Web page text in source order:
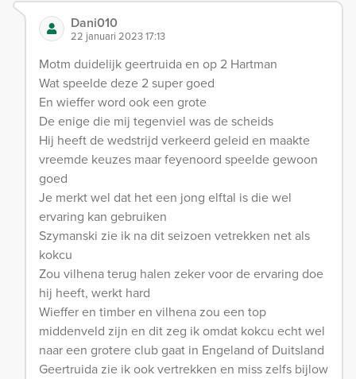
Dani010
22 januari 2023 17:13
Motm duidelijk geertruida en op 2 Hartman
Wat speelde deze 2 super goed
En wieffer word ook een grote
De enige die mij tegenviel was de scheids
Hij heeft de wedstrijd verkeerd geleid en maakte
vreemde keuzes maar feyenoord speelde gewoon
goed
Je merkt wel dat het een jong elftal is die wel
ervaring kan gebruiken
Szymanski zie ik na dit seizoen vetrekken net als
kokcu
Zou vilhena terug halen zeker voor de ervaring doe
hij heeft, werkt hard
Wieffer en timber en vilhena zou een top
middenveld zijn en dit zeg ik omdat kokcu echt wel
naar een grotere club gaat in Engeland of Duitsland
Geertruida zie ik ook vertrekken en miss zelfs bijlow